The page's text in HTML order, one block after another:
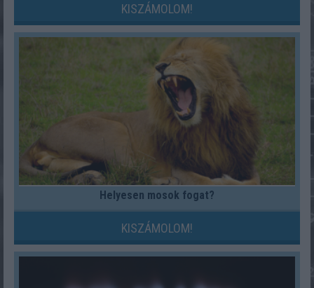
KISZÁMOLOM!
Helyesen mosok fogat?
KISZÁMOLOM!